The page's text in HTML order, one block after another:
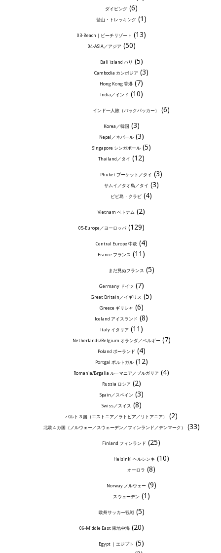
ダイビング (6)
登山・トレッキング (1)
03-Beach｜ビーチリゾート (13)
04-ASIA／アジア(50)
Bali island バリ (5)
Cambodia カンボジア (3)
Hong Kong 香港 (7)
India／インド (10)
インド一人旅（バックパッカー） (6)
Korea／韓国 (3)
Nepal／ネパール(3)
Singapore シンガポール(5)
Thailand／タイ (12)
Phuket プーケット／タイ (3)
サムイ／タオ島／タイ (3)
ピピ島・クラビ (4)
Vietnam ベトナム (2)
05-Europe／ヨーロッパ (129)
Central Europe 中欧 (4)
France フランス (11)
まだ見ぬフランス (5)
Germany ドイツ (7)
Great Britain／イギリス (5)
Greece ギリシャ (6)
Iceland アイスランド (8)
Italy イタリア(11)
Netherlands/Belgium オランダ／ベルギー(7)
Poland ポーランド (4)
Portgal ポルトガル(12)
Romania/Brgalia ルーマニア／ブルガリア (4)
Russia ロシア(2)
Spain／スペイン (3)
Swiss／スイス (8)
バルト３国（エストニア／ラトビア／リトアニア） (2)
北欧４カ国（ノルウェー／スウェーデン／フィンランド／デンマーク） (33)
Finland フィンランド (25)
Helsinki ヘルシンキ (10)
オーロラ (8)
Norway ノルウェー(9)
スウェーデン (1)
欧州サッカー観戦(5)
06-Middle East 東地中海(20)
Egypt ｜エジプト (5)